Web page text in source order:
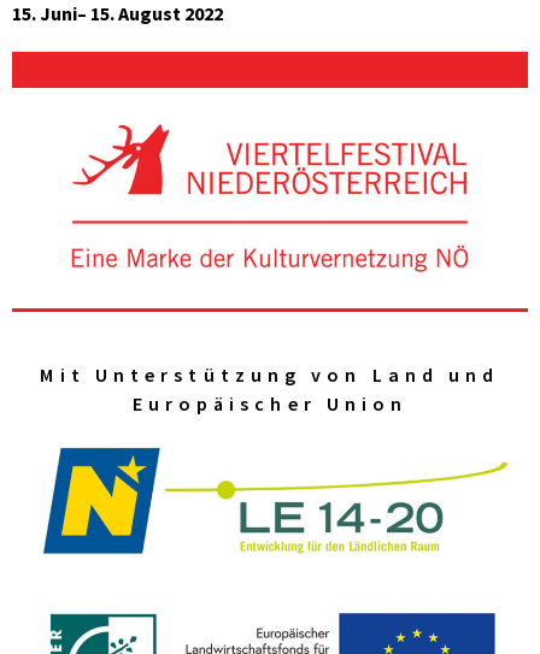
15. Juni– 15. August 2022
Mit Unterstützung von Land und
Europäischer Union